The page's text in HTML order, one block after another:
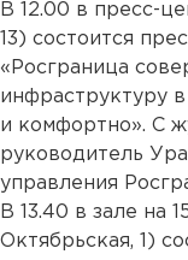
В 12.00 в пресс-
13) состоится
«Росграница
инфраструктуру
и комфортно». С
руководитель
управления
В 13.40 в зале на
Октябрьская, 1)